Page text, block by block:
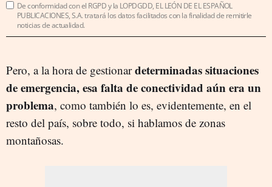
De conformidad con el RGPD y la LOPDGDD, EL LEÓN DE EL ESPAÑOL
PUBLICACIONES, S.A. tratará los datos facilitados con la finalidad de remitirle
noticias de actualidad.
Pero, a la hora de gestionardeterminadas situaciones
de emergencia, esa falta de conectividad aún era un
problema, como también lo es, evidentemente, en el
resto del país, sobre todo, si hablamos de zonas
montañosas.